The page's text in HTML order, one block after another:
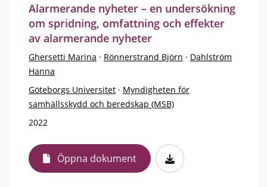
Alarmerande nyheter – en undersökning
om spridning, omfattning och effekter
av alarmerande nyheter
Ghersetti Marina · Rönnerstrand Björn · Dahlström
Hanna
Göteborgs Universitet · Myndigheten för
samhällsskydd och beredskap (MSB)
2022
Öppna dokument